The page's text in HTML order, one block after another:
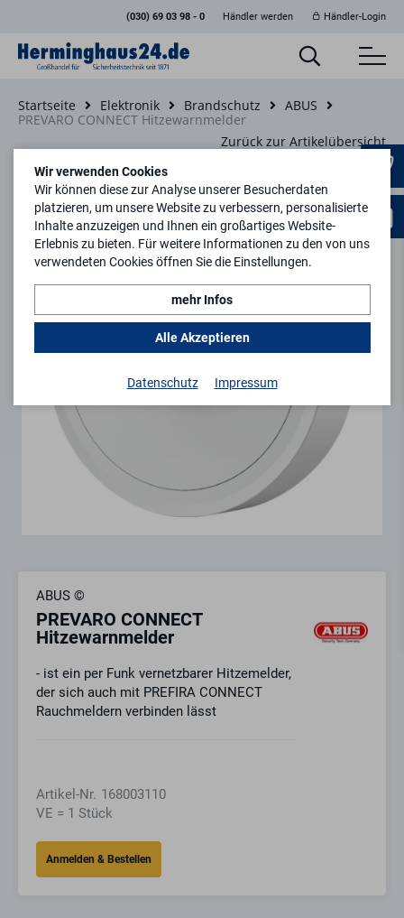
(030) 69 03 98 - 0 Händler werden Händler-Login
Startseite Elektronik Brandschutz
ABUS
PREVARO CONNECT Hitzewarnmelder
Zurück zur Artikelübersicht
ABUS ©
PREVARO CONNECT
Hitzewarnmelder
- ist ein per Funk vernetzbarer Hitzemelder,
der sich auch mit PREFIRA CONNECT
Rauchmeldern verbinden lässt
Artikel-Nr. 168003110
VE = 1 Stück
Wir verwenden Cookies
Wir können diese zur Analyse unserer Besucherdaten
platzieren, um unsere Website zu verbessern, personalisierte
Inhalte anzuzeigen und Ihnen ein großartiges Website-
Erlebnis zu bieten. Für weitere Informationen zu den von uns
verwendeten Cookies öffnen Sie die Einstellungen.
mehr Infos
Alle Akzeptieren
Datenschutz Impressum